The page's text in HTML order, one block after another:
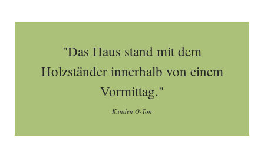
"Das Haus stand mit dem
Holzständer innerhalb von einem
Vormittag."
Kunden O-Ton